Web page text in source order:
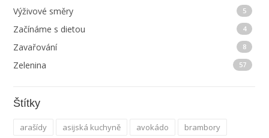
Výživové směry 5
Začínáme s dietou 4
Zavařování 8
Zelenina 57
Štítky
arašídy asijská kuchyně avokádo
brambory